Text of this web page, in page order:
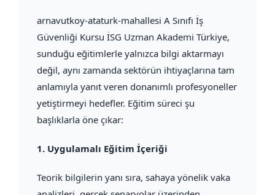
arnavutkoy-ataturk-mahallesi A Sınıfı İş
Güvenliği Kursu İSG Uzman Akademi Türkiye,
sunduğu eğitimlerle yalnızca bilgi aktarmayı
değil, aynı zamanda sektörün ihtiyaçlarına tam
anlamıyla yanıt veren donanımlı profesyoneller
yetiştirmeyi hedefler. Eğitim süreci şu
başlıklarla öne çıkar:
1. Uygulamalı Eğitim İçeriği
Teorik bilgilerin yanı sıra, sahaya yönelik vaka